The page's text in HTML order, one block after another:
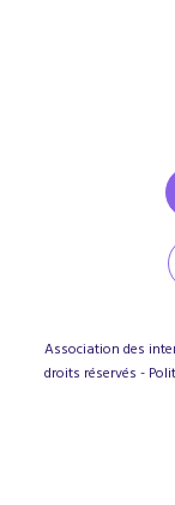
Association des
droits réservés -